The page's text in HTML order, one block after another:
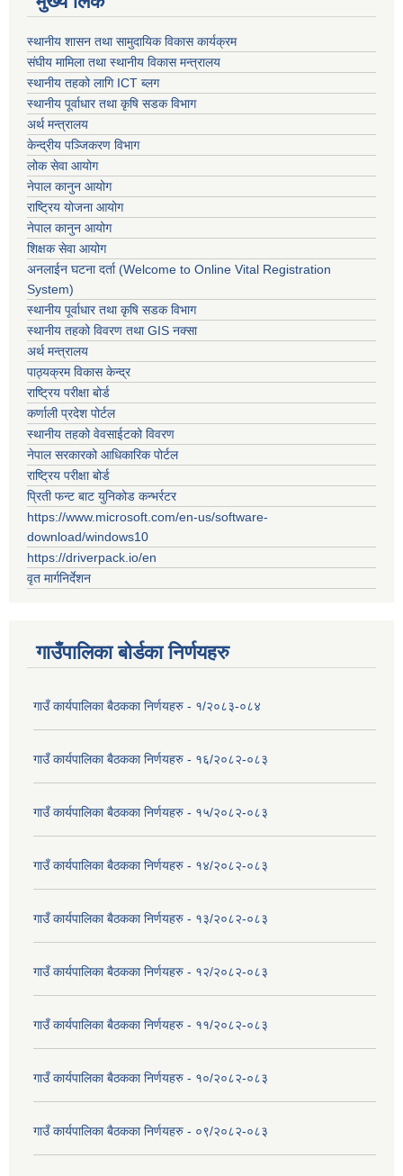
स्थानीय शासन तथा सामुदायिक विकास कार्यक्रम
संघीय मामिला तथा स्थानीय विकास मन्त्रालय
स्थानीय तहको लागि ICT ब्लग
स्थानीय पूर्वाधार तथा कृषि सडक विभाग
अर्थ मन्त्रालय
केन्द्रीय पञ्जिकरण विभाग
लोक सेवा आयोग
नेपाल कानुन आयोग
राष्ट्रिय योजना आयोग
नेपाल कानुन आयोग
शिक्षक सेवा आयोग
अनलाईन घटना दर्ता (Welcome to Online Vital Registration
System)
स्थानीय पूर्वाधार तथा कृषि सडक विभाग
स्थानीय तहको विवरण तथा GIS नक्सा
अर्थ मन्त्रालय
पाठ्यक्रम विकास केन्द्र
राष्ट्रिय परीक्षा बोर्ड
कर्णाली प्रदेश पोर्टल
स्थानीय तहको वेवसाईटको विवरण
नेपाल सरकारको आधिकारिक पोर्टल
राष्ट्रिय परीक्षा बोर्ड
प्रिती फन्ट बाट युनिकोड कन्भर्रटर
https://www.microsoft.com/en-us/software-
download/windows10
https://driverpack.io/en
वृत मार्गनिर्देशन
गाउँपालिका बोर्डका निर्णयहरु
गाउँ कार्यपालिका बैठकका निर्णयहरु - १/२०८३-०८४
गाउँ कार्यपालिका बैठकका निर्णयहरु - १६/२०८२-०८३
गाउँ कार्यपालिका बैठकका निर्णयहरु - १५/२०८२-०८३
गाउँ कार्यपालिका बैठकका निर्णयहरु - १४/२०८२-०८३
गाउँ कार्यपालिका बैठकका निर्णयहरु - १३/२०८२-०८३
गाउँ कार्यपालिका बैठकका निर्णयहरु - १२/२०८२-०८३
गाउँ कार्यपालिका बैठकका निर्णयहरु - ११/२०८२-०८३
गाउँ कार्यपालिका बैठकका निर्णयहरु - १०/२०८२-०८३
गाउँ कार्यपालिका बैठकका निर्णयहरु - ०९/२०८२-०८३